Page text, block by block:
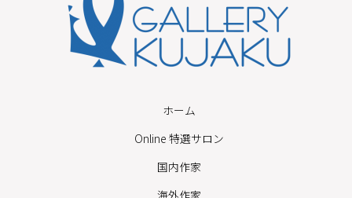
ホーム
Online 特選サロン
国内作家